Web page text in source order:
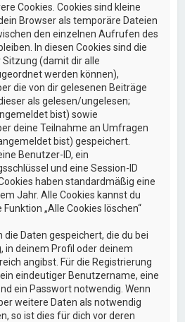
Cookies. Cookies sind kleine
Browser als temporäre Dateien
den einzelnen Aufrufen des
In diesen Cookies sind die
Sitzung (damit dir alle
werden können),
die von dir gelesenen Beiträge
als gelesen/ungelesen;
bist) sowie
deine Teilnahme an Umfragen
bist) gespeichert.
Benutzer-ID, ein
und eine Session-ID
haben standardmäßig eine
Jahr. Alle Cookies kannst du
„Alle Cookies löschen“
die Daten gespeichert, die du bei
in deinem Profil oder deinem
angibst. Für die Registrierung
eindeutiger Benutzername, eine
ein Passwort notwendig. Wenn
weitere Daten als notwendig
so ist dies für dich vor deren